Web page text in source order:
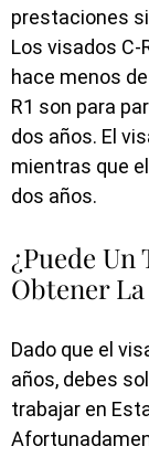
prestaciones
Los visados C-
hace menos
R1 son para
dos años. El
mientras que
dos años.
¿Puede
Obtener
Dado que el
años, debes
trabajar en